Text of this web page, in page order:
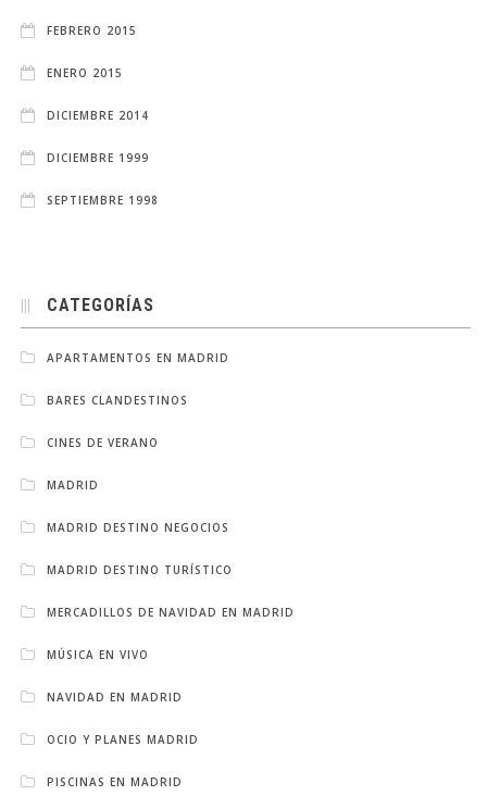
FEBRERO 2015
ENERO 2015
DICIEMBRE 2014
DICIEMBRE 1999
SEPTIEMBRE 1998
CATEGORÍAS
APARTAMENTOS EN MADRID
BARES CLANDESTINOS
CINES DE VERANO
MADRID
MADRID DESTINO NEGOCIOS
MADRID DESTINO TURÍSTICO
MERCADILLOS DE NAVIDAD EN MADRID
MÚSICA EN VIVO
NAVIDAD EN MADRID
OCIO Y PLANES MADRID
PISCINAS EN MADRID